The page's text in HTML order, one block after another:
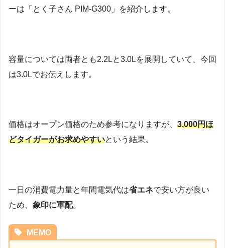
ーは「とく子さん PIM-G300」を紹介します。
容量については両者とも2.2Lと3.0Lを展開していて、今回
は3.0Lでお伝えします。
価格はオープン価格のため参考になりますが、 3,000円ほ
どタイガーがお求めやすいという結果。
一日の消費電力量と年間電気代は省エネで安い方が良い
ため、 象印に軍配。
MEMO